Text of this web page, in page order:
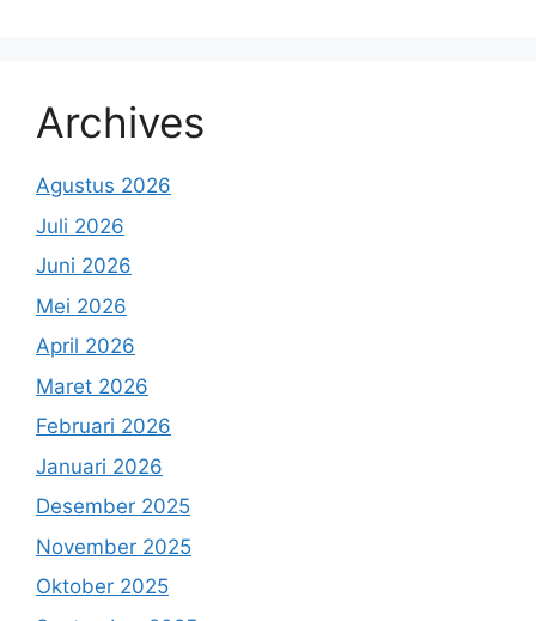
Archives
Agustus 2026
Juli 2026
Juni 2026
Mei 2026
April 2026
Maret 2026
Februari 2026
Januari 2026
Desember 2025
November 2025
Oktober 2025